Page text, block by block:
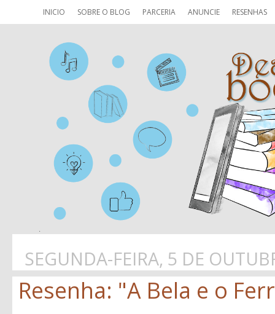
INICIO SOBRE O BLOG PARCERIA ANUNCIE RESENHAS
SEGUNDA-FEIRA, 5 DE
Resenha: "A Bela e o